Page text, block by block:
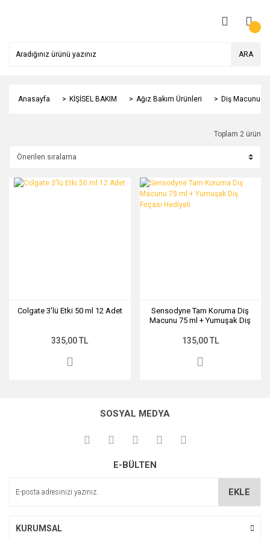
ARA
Anasayfa KİŞİSEL BAKIM Ağız Bakım Ürünleri Diş Macunu
Toplam 2 ürün
Colgate 3'lü Etki 50 ml 12 Adet
335,00 TL
Sensodyne Tam Koruma Diş
Macunu 75 ml + Yumuşak Diş
135,00 TL
SOSYAL MEDYA
E-BÜLTEN
EKLE
KURUMSAL